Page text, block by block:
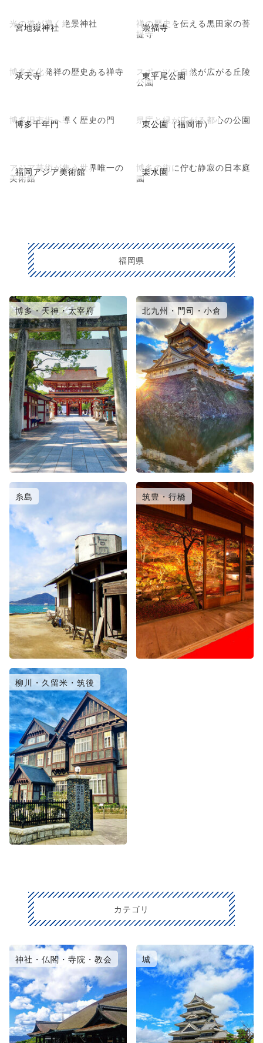
宮地嶽神社
光の道が導く絶景神社 崇福寺
禅の歴史を伝える黒田家の菩
提寺
承天寺
博多文化発祥の歴史ある禅寺 東平尾公園
スポーツと自然が広がる丘陵
公園
博多千年門
博多旧市街へ導く歴史の門 東公園（福岡市）
県庁と緑が広がる都心の公園
福岡アジア美術館
アジア芸術が集う世界唯一の
美術館
楽水園
博多の街に佇む静寂の日本庭
園
福岡県
博多・天神・太宰府 北九州・門司・小倉
糸島 筑豊・行橋
柳川・久留米・筑後
カテゴリ
神社・仏閣・寺院・教会 城